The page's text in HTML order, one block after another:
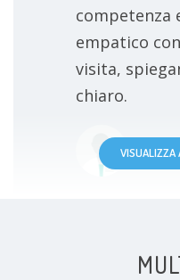
competenza
empatico
visita,
chiaro.
VISUALIZZA